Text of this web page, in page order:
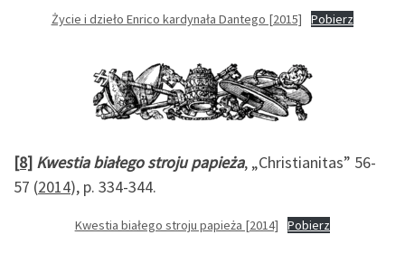
Życie i dzieło Enrico kardynała Dantego [2015] Pobierz
[8] Kwestia białego stroju papieża, „Christianitas” 56-
57 (2014), p. 334-344.
Kwestia białego stroju papieża [2014] Pobierz